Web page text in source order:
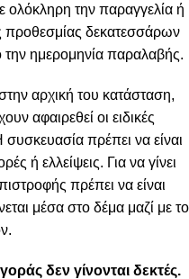
ολόκληρη την παραγγελία ή
προθεσμίας δεκατεσσάρων
ημερομηνία παραλαβής.
αρχική του κατάσταση,
αφαιρεθεί οι ειδικές
πρέπει να είναι
ή ελλείψεις. Για να γίνει
πρέπει να είναι
μέσα στο δέμα μαζί με το
δεν γίνονται δεκτές.